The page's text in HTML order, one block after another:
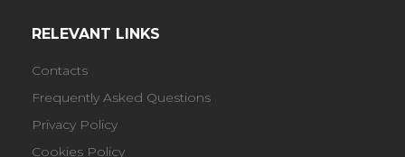
RELEVANT LINKS
Contacts
Frequently Asked Questions
Privacy Policy
Cookies Policy